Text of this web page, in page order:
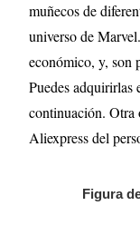
muñecos de
universo de
económico, y, son
Puedes adquirirlas
continuación. Otra
Aliexpress del
Figura